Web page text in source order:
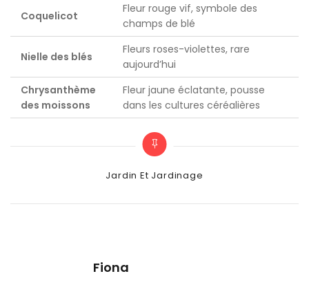
Coquelicot
Fleur rouge vif, symbole des
champs de blé
Nielle des blés
Fleurs roses-violettes, rare
aujourd’hui
Chrysanthème
des moissons
Fleur jaune éclatante, pousse
dans les cultures céréalières
Categories
Jardin Et Jardinage
Fiona